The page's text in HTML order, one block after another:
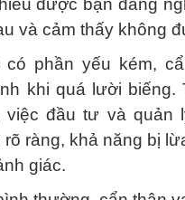
được bạn đang
và cảm thấy không
có phần yếu kém,
khi quá lười biếng.
việc đầu tư và quản
ràng, khả năng bị
giác.